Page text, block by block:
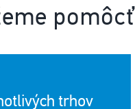
pomôcť
trhov